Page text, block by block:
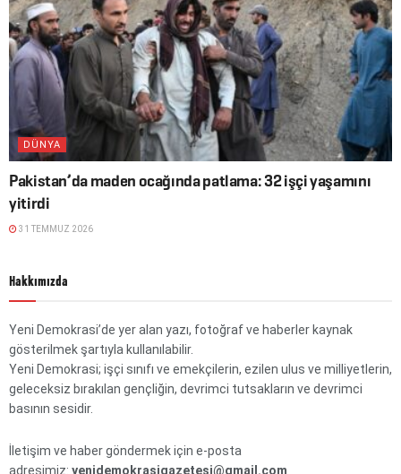
DÜNYA
Pakistan’da maden ocağında patlama: 32 işçi yaşamını
yitirdi
31 TEMMUZ 2026
Hakkımızda
Yeni Demokrasi’de yer alan yazı, fotoğraf ve haberler kaynak
gösterilmek şartıyla kullanılabilir.
Yeni Demokrasi; işçi sınıfı ve emekçilerin, ezilen ulus ve milliyetlerin,
geleceksiz bırakılan gençliğin, devrimci tutsakların ve devrimci
basının sesidir.
İletişim ve haber göndermek için e-posta
adresimiz: yenidemokrasigazetesi@gmail.com